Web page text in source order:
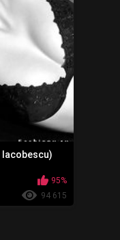
Iacobescu)
95%
94 615